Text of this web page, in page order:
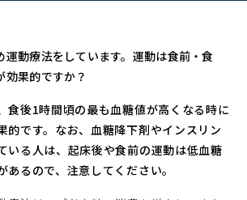
運動療法をしています。運動は食前・食
効果的ですか？
食後1時間頃の最も血糖値が高くなる時に
的です。なお、血糖降下剤やインスリン
いる人は、起床後や食前の運動は低血糖
あるので、注意してください。